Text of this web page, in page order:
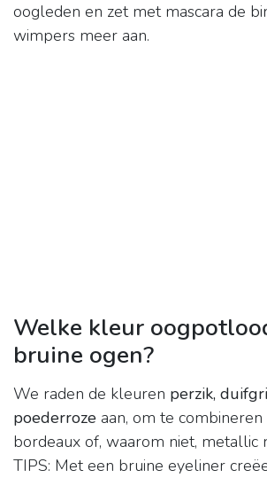
oogleden en zet met mascara de
wimpers meer aan.
Welke kleur
bruine ogen?
We raden de kleuren perzik,
poederroze aan, om te
bordeaux of, waarom niet, metallic
TIPS: Met een bruine eyeliner